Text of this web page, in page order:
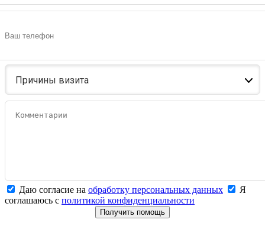
Причины визита
Даю согласие на обработку персональных данных
Я
соглашаюсь с политикой конфиденциальности
Получить помощь